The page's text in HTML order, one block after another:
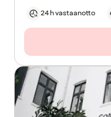
24 h vastaanotto